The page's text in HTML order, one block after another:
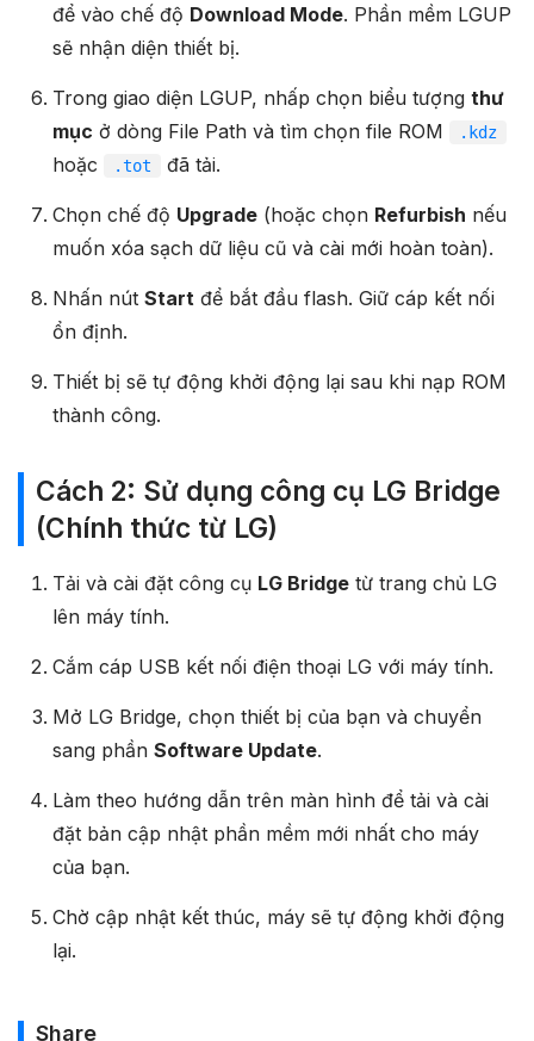
để vào chế độ Download Mode. Phần mềm LGUP
sẽ nhận diện thiết bị.
Trong giao diện LGUP, nhấp chọn biểu tượng thư
mục ở dòng File Path và tìm chọn file ROM .kdz
hoặc .tot đã tải.
Chọn chế độ Upgrade(hoặc chọn Refurbish nếu
muốn xóa sạch dữ liệu cũ và cài mới hoàn toàn).
Nhấn nút Start để bắt đầu flash. Giữ cáp kết nối
ổn định.
Thiết bị sẽ tự động khởi động lại sau khi nạp ROM
thành công.
Cách 2: Sử dụng công cụ LG Bridge
(Chính thức từ LG)
Tải và cài đặt công cụ LG Bridgetừ trang chủ LG
lên máy tính.
Cắm cáp USB kết nối điện thoại LG với máy tính.
Mở LG Bridge, chọn thiết bị của bạn và chuyển
sang phần Software Update.
Làm theo hướng dẫn trên màn hình để tải và cài
đặt bản cập nhật phần mềm mới nhất cho máy
của bạn.
Chờ cập nhật kết thúc, máy sẽ tự động khởi động
lại.
Share